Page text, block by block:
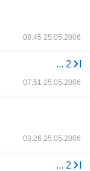
08:45 25.05.2006
... 2
07:51 25.05.2006
03:26 25.05.2006
... 2